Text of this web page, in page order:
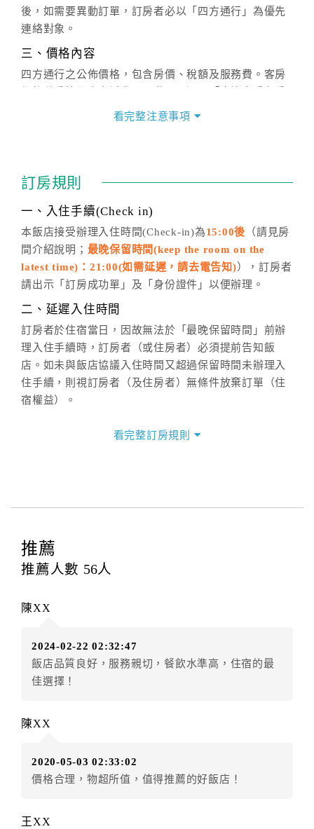
後，如需要異動訂單，訂房者必以「四方通行」為優先
連絡對象。
三、價格內容
四方通行之公佈價格，包含房價、稅額及服務費。客房
價」之當日價格為標準。
話方式異動訂單。
※非客服時間之申辦異動，皆為次日計算及辦理。
五、客服時間
週一至週日，上午9:00～晚上6:00
六、聯絡方式
(07)9682715 。
看完整注意事項
訂房規則
一、入住手續(Check in)
本飯店接受辦理入住時間(Check-in)為15:00後 （請見房
間介紹說明； 最晚保留時間(keep the room on the
latest time)：21:00(如需延遲，請去電告知)），訂房者
請出示「訂房成功單」及「身份證件」以便辦理。
二、延遲入住時間
訂房者於住宿當日，因故無法於「最晚保留時間」前辦
理入住手續時，訂房者（或住房者）必須提前告知飯
店。如未與飯店協議入住時間又超過保留時間未辦理入
住手續，則視訂房者（及住房者）無條件放棄訂單（住
宿權益）。
四、訂單異動
提出申辦不得異動訂單。
每筆訂單異動限定
辦理取消退款。
房者應補足差額。（限原訂飯店）
房者不得要求退其差額。（限原訂飯店）
五、保留住宿權益(保留住房)
（提出申辦日為保留起算日）
店客滿，敬請及早計畫，如逾時未提出申辦，視同無條
件放棄訂單（住宿權益）。 （限原訂飯店使用）
得辦理取消退款。
看完整訂房規則
推薦
推薦人數 56人
陳XX
2024-02-22 02:32:47
飯店品質良好，服務親切，餐飲水準高，住宿的最
佳選擇！
陳XX
2020-05-03 02:33:02
價格合理，物超所值，值得推薦的好飯店！
王XX